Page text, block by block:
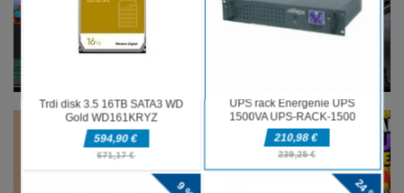
Basketball
Superstars
Akcijske igre
Mountain Bike
Akcijske igre
Gun Merge Mr
Cockroach
Akcijske igre
Poppy Strike 6